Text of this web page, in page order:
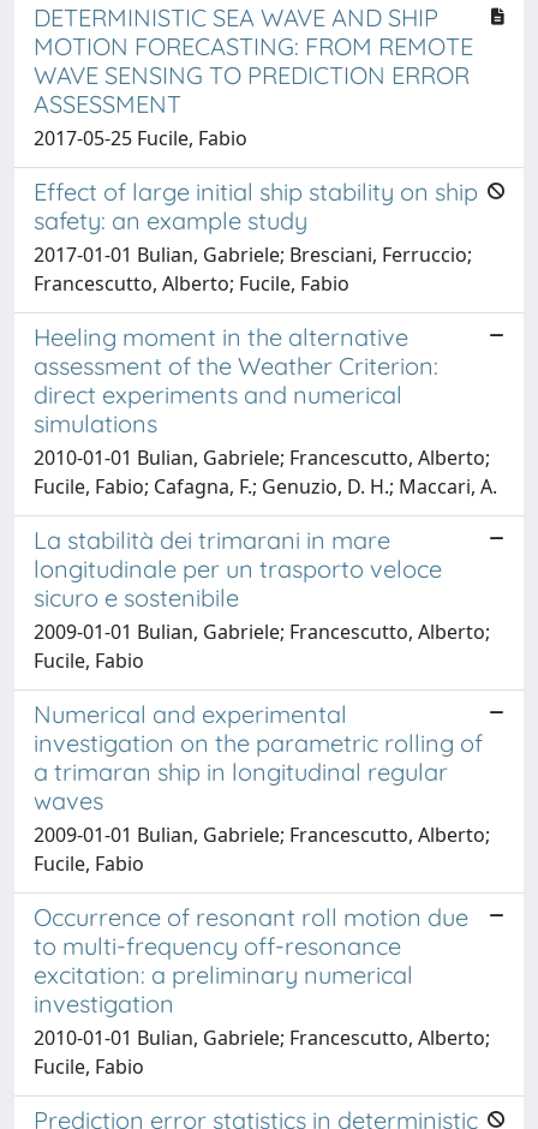
DETERMINISTIC SEA WAVE AND SHIP
MOTION FORECASTING: FROM REMOTE
WAVE SENSING TO PREDICTION ERROR
ASSESSMENT
2017-05-25 Fucile, Fabio
Effect of large initial ship stability on ship
safety: an example study
2017-01-01 Bulian, Gabriele; Bresciani, Ferruccio;
Francescutto, Alberto; Fucile, Fabio
Heeling moment in the alternative
assessment of the Weather Criterion:
direct experiments and numerical
simulations
2010-01-01 Bulian, Gabriele; Francescutto, Alberto;
Fucile, Fabio; Cafagna, F.; Genuzio, D. H.; Maccari, A.
La stabilità dei trimarani in mare
longitudinale per un trasporto veloce
sicuro e sostenibile
2009-01-01 Bulian, Gabriele; Francescutto, Alberto;
Fucile, Fabio
Numerical and experimental
investigation on the parametric rolling of
a trimaran ship in longitudinal regular
waves
2009-01-01 Bulian, Gabriele; Francescutto, Alberto;
Fucile, Fabio
Occurrence of resonant roll motion due
to multi-frequency off-resonance
excitation: a preliminary numerical
investigation
2010-01-01 Bulian, Gabriele; Francescutto, Alberto;
Fucile, Fabio
Prediction error statistics in deterministic